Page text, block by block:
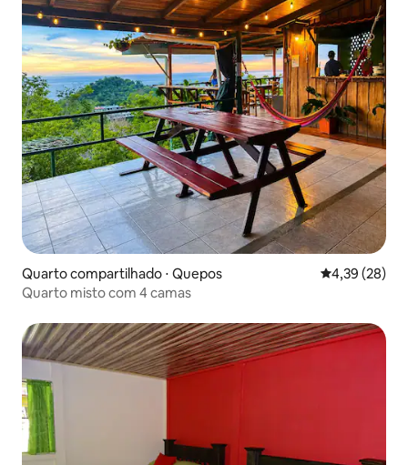
Quarto compartilhado ⋅ Quepos 4,39 de uma
4,39 (28)
Quarto misto com 4 camas